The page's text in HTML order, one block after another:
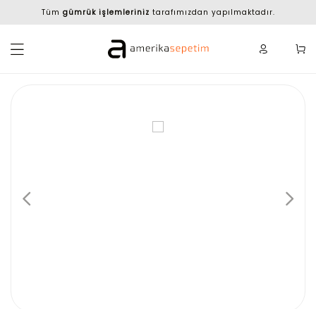
Tüm gümrük işlemleriniz tarafımızdan yapılmaktadır.